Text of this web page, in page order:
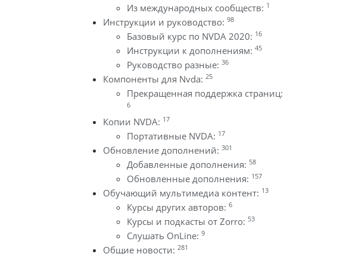
Из международных сообществ: 1
Инструкции и руководство: 98
Базовый курс по NVDA 2020: 16
Инструкции к дополнениям: 45
Руководство разные: 36
Компоненты для Nvda: 25
Прекращенная поддержка страниц:
6
Копии NVDA: 17
Портативные NVDA: 17
Обновление дополнений: 301
Добавленные дополнения: 58
Обновленные дополнения: 157
Обучающий мультимедиа контент: 13
Курсы других авторов: 6
Курсы и подкасты от Zorro: 53
Слушать OnLine: 9
Общие новости: 281